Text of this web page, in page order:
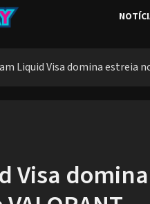
Liquid Visa domina estreia
Visa